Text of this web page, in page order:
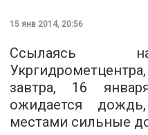
15 янв 2014, 20:56
Ссылаясь
завтра, 16
ожидается
местами сильные